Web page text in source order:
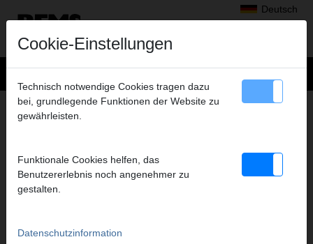
Deutsch
Produkte>Radialpressen>
REMS Presszangen Mini A2-22kN/Pressringe
(PR-2B S)
Art.-Nr. 574772 R
Katalogauszüge
Cookie-Einstellungen
Technisch notwendige Cookies tragen dazu
bei, grundlegende Funktionen der Website zu
gewährleisten.
Funktionale Cookies helfen, das
Benutzererlebnis noch angenehmer zu
gestalten.
Datenschutzinformation